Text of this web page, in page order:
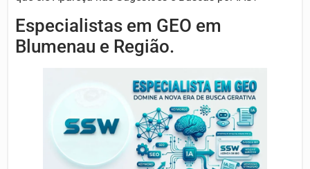
Especialistas em GEO em
Blumenau e Região.